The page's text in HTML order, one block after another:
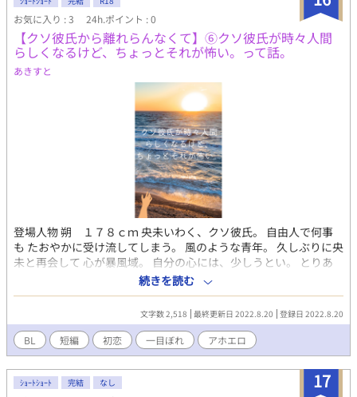
お気に入り : 3 24h.ポイント : 0
【クソ彼氏から離れらんなくて】⑥クソ彼氏が時々人間
らしくなるけど、ちょっとそれが怖い。って話。
あきすと
登場人物 朔 １７８ｃｍ 央未いわく、クソ彼氏。 自由人で何事
も たおやかに受け流してしまう。 風のような青年。 久しぶりに央
未と再会して 心が暴風域。 自分の心には、少しうとい。 とりあ
えず央未の顔は好き。 央未 １７０ｃｍ 朔に逃げられたせいで す
っかり性格が、ねじ曲がり 素直さを忘れてしまった。 でも時々、
強がる事を忘れ 無邪気になる。 しらずしらず、彼氏を 束縛しちゃ
う系。 元は、人当たりがいい好青年。
続きを読む
文字数 2,518 最終更新日 2022.8.20 登録日 2022.8.20
BL 短編 初恋 一目ぼれ アホエロ
17
ｼｮｰﾄｼｮｰﾄ 完結 なし